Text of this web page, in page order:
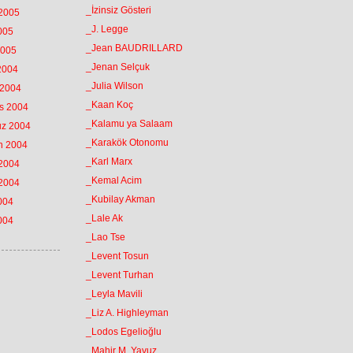
2004
2004
2004
_İzinsiz Gösteri
_J. Legge
_Jean BAUDRILLARD
_Jenan Selçuk
_Julia Wilson
_Kaan Koç
_Kalamu ya Salaam
_Karakök Otonomu
_Karl Marx
_Kemal Acim
_Kubilay Akman
_Lale Ak
_Lao Tse
_Levent Tosun
_Levent Turhan
_Leyla Mavili
_Liz A. Highleyman
_Lodos Egelioğlu
_Mahir M. Yavuz